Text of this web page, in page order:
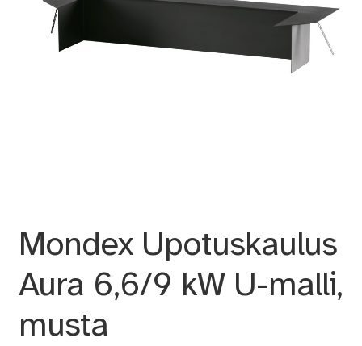
Mondex Upotuskaulus
Aura 6,6/9 kW U-malli,
musta